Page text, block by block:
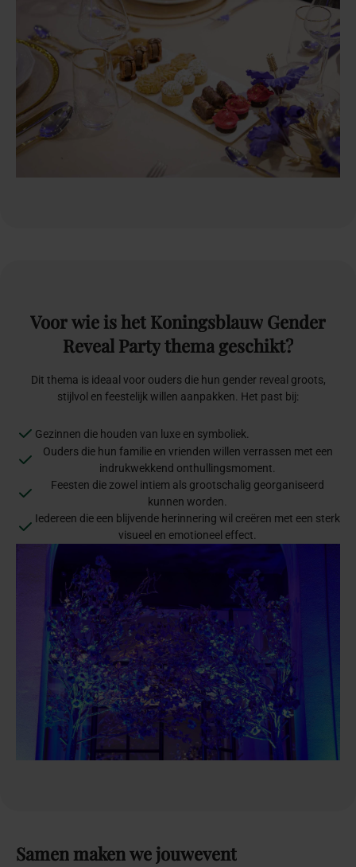
Voorwie ishet Koningsblauw Gender
Reveal Partythema geschikt?
Dit thema is ideaal voor ouders die hun gender reveal groots,
stijlvol en feestelijk willen aanpakken. Het past bij:
Gezinnen die houden van luxe en symboliek.
Ouders die hun familie en vrienden willen verrassen met een
indrukwekkend onthullingsmoment.
Feesten die zowel intiem als grootschalig georganiseerd
kunnen worden.
Iedereen die een blijvende herinnering wil creëren met een sterk
visueel en emotioneel effect.
Samen makenwejouwevent